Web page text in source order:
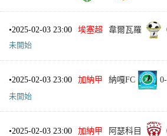
•2025-02-03 23:00 埃塞超 韋爾瓦羅
未開始
•2025-02-03 23:00 加納甲 納嘎FC 0-
未開始
•2025-02-03 23:00 加納甲 阿瑟科目